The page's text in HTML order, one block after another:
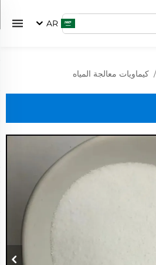
AR
/ كيماويات معالجة المياه